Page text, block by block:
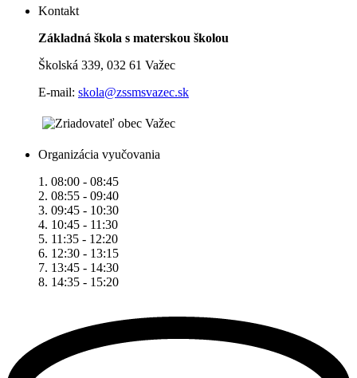
Kontakt
Základná škola s materskou školou
Školská 339, 032 61 Važec
E-mail: skola@zssmsvazec.sk
Organizácia vyučovania
1. 08:00 - 08:45
2. 08:55 - 09:40
3. 09:45 - 10:30
4. 10:45 - 11:30
5. 11:35 - 12:20
6. 12:30 - 13:15
7. 13:45 - 14:30
8. 14:35 - 15:20